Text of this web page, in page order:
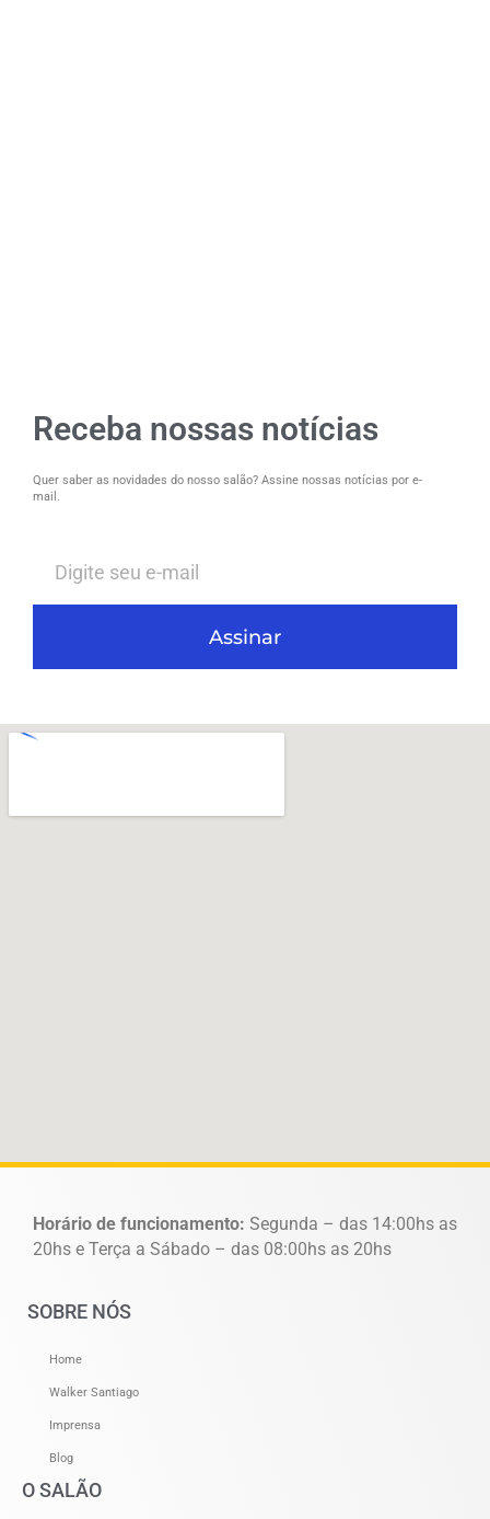
Receba nossas notícias
Quer saber as novidades do nosso salão? Assine nossas notícias por e-
mail.
Assinar
Horário de funcionamento: Segunda – das 14:00hs as
20hs e Terça a Sábado – das 08:00hs as 20hs
SOBRE NÓS
Home
Walker Santiago
Imprensa
Blog
O SALÃO